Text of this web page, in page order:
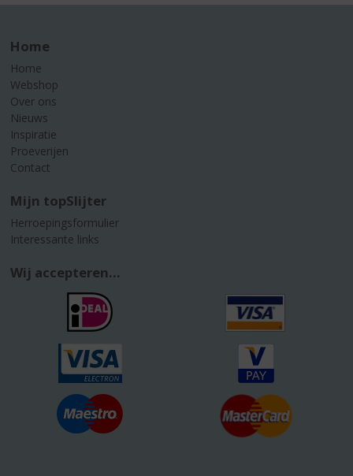
Home
Home
Webshop
Over ons
Nieuws
Inspiratie
Proeverijen
Contact
Mijn topSlijter
Herroepingsformulier
Interessante links
Wij accepteren...